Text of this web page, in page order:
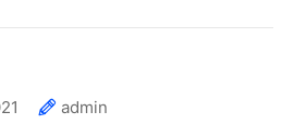
admin